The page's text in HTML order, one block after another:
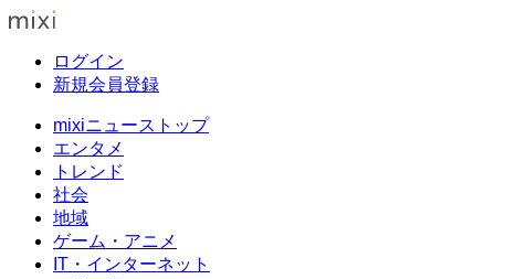
ログイン
新規会員登録
mixiニューストップ
エンタメ
トレンド
社会
地域
ゲーム・アニメ
IT・インターネット